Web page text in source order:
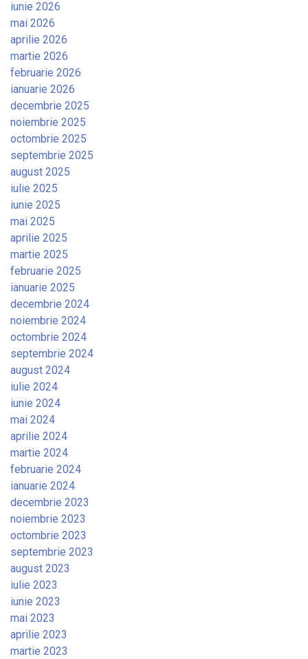
iunie 2026
mai 2026
aprilie 2026
martie 2026
februarie 2026
ianuarie 2026
decembrie 2025
noiembrie 2025
octombrie 2025
septembrie 2025
august 2025
iulie 2025
iunie 2025
mai 2025
aprilie 2025
martie 2025
februarie 2025
ianuarie 2025
decembrie 2024
noiembrie 2024
octombrie 2024
septembrie 2024
august 2024
iulie 2024
iunie 2024
mai 2024
aprilie 2024
martie 2024
februarie 2024
ianuarie 2024
decembrie 2023
noiembrie 2023
octombrie 2023
septembrie 2023
august 2023
iulie 2023
iunie 2023
mai 2023
aprilie 2023
martie 2023